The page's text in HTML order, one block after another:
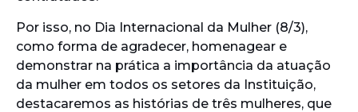
Por isso, no Dia Internacional da Mulher (8/3),
como forma de agradecer, homenagear e
demonstrar na prática a importância da atuação
da mulher em todos os setores da Instituição,
destacaremos as histórias de três mulheres, que